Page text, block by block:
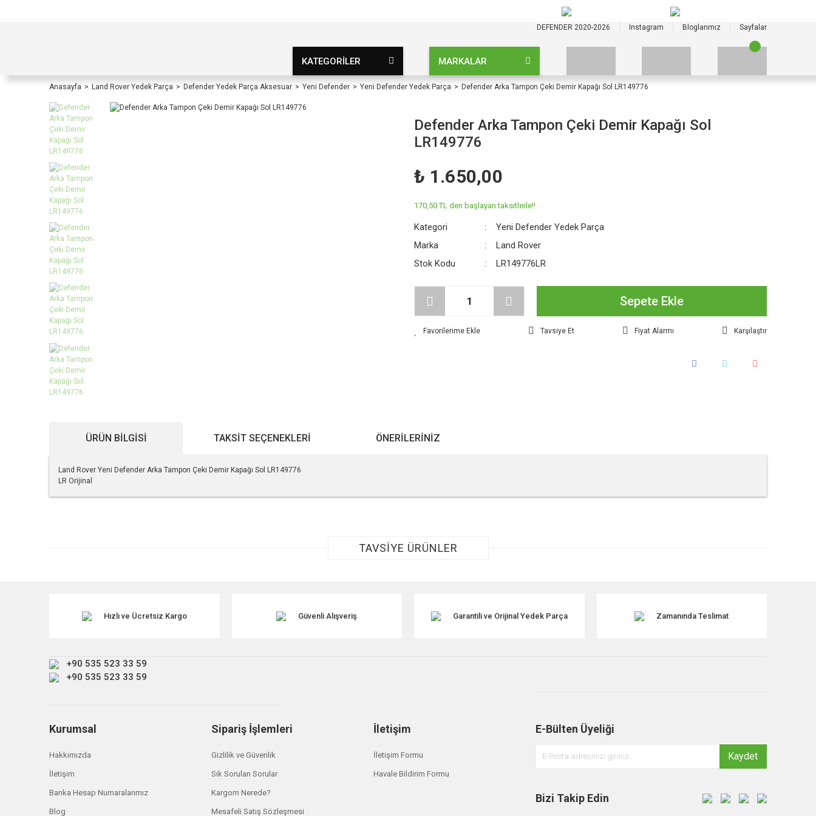
DEFENDER 2020-2026 Instagram Bloglarımız Sayfalar
KATEGORİLER MARKALAR
Anasayfa Land Rover Yedek Parça Defender Yedek Parça Aksesuar Yeni Defender Yeni Defender Yedek Parça Defender Arka Tampon Çeki Demir Kapağı Sol LR149776
Defender Arka Tampon Çeki Demir Kapağı Sol
LR149776
₺ 1.650,00
170,50 TL den başlayan taksitlerle!!
Kategori
Yeni Defender Yedek Parça
Marka
Land Rover
Stok Kodu
LR149776LR
Sepete Ekle
Tavsiye Et Fiyat Alarmı Karşılaştır
ÜRÜN BILGISI TAKSIT SEÇENEKLERI ÖNERILERINIZ
Land Rover Yeni Defender Arka Tampon Çeki Demir Kapağı Sol LR149776
LR Orijinal
Bu ürüne benzer farklı alternatifler olmalı.
TAVSİYE ÜRÜNLER
Hızlı ve Ücretsiz Kargo Güvenli Alışveriş Garantili ve Orijinal Yedek Parça Zamanında Teslimat
+90 535 523 33 59
+90 535 523 33 59
Kurumsal
Hakkımızda
İletişim
Banka Hesap Numaralarımız
Blog
Sipariş İşlemleri
Gizlilik ve Güvenlik
Sık Sorulan Sorular
Kargom Nerede?
Mesafeli Satış Sözleşmesi
İletişim
İletişim Formu
Havale Bildirim Formu
E-Bülten Üyeliği
Kaydet
Bizi Takip Edin